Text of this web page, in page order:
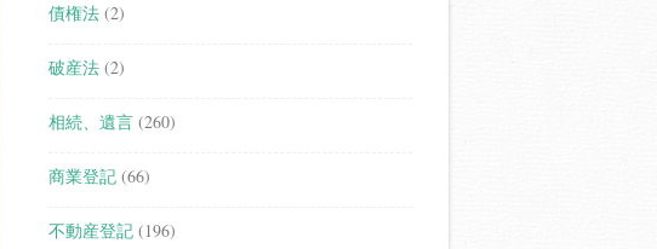
債権法 (2)
破産法 (2)
相続、遺言 (260)
商業登記 (66)
不動産登記 (196)